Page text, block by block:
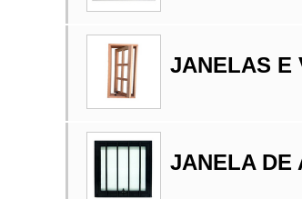
JANELAS E
JANELA DE